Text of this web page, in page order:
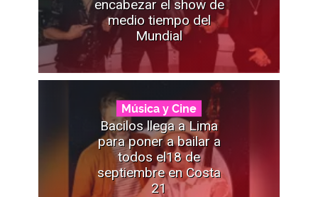
encabezar el show de
medio tiempo del
Mundial
Música y Cine
Bacilos llega a Lima
para poner a bailar a
todos el18 de
septiembre en Costa
21